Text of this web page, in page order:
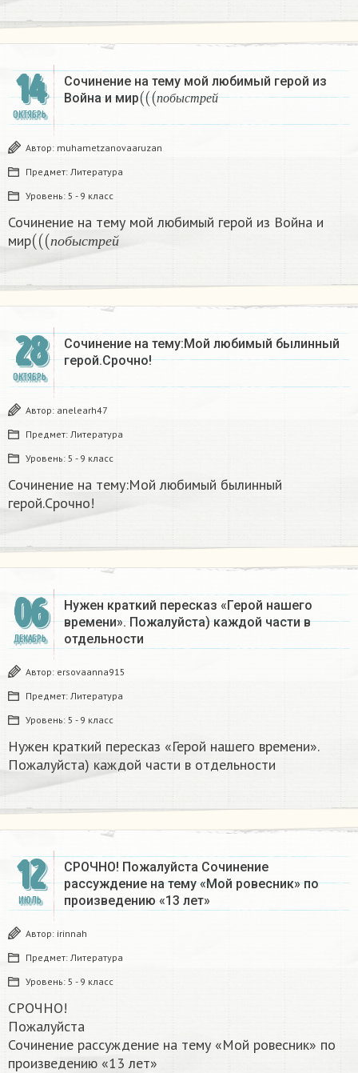
14
ОКТЯБРЬ
Сочинение на тему мой любимый герой из
Война и мир
по быстрей
(( (поб ыст рей
Автор: muhametzanovaaruzan
Предмет: Литература
Уровень: 5 - 9 класс
Сочинение на тему мой любимый герой из Война и
мир
п о б ыс т р е й
(((побыстрей
28
ОКТЯБРЬ
Сочинение на тему:Мой любимый былинный
герой.Срочно!
Автор: anelearh47
Предмет: Литература
Уровень: 5 - 9 класс
Сочинение на тему:Мой любимый былинный
герой.Срочно!
06
ДЕКАБРЬ
Нужен краткий пересказ «Герой нашего
времени». Пожалуйста) каждой части в
отдельности
Автор: ersovaanna915
Предмет: Литература
Уровень: 5 - 9 класс
Нужен краткий пересказ «Герой нашего времени».
Пожалуйста) каждой части в отдельности
12
ИЮЛЬ
СРОЧНО! Пожалуйста Сочинение
рассуждение на тему «Мой ровесник» по
произведению «13 лет» ​
Автор: irinnah
Предмет: Литература
Уровень: 5 - 9 класс
СРОЧНО!
Пожалуйста
Сочинение рассуждение на тему «Мой ровесник» по
произведению «13 лет»